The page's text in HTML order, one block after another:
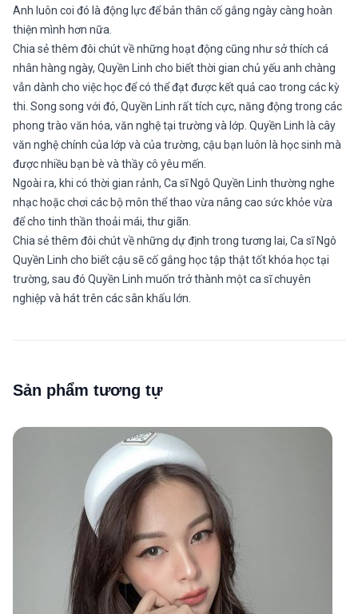
Anh luôn coi đó là động lực để bản thân cố gắng ngày càng hoàn
thiện mình hơn nữa.
Chia sẻ thêm đôi chút về những hoạt động cũng như sở thích cá
nhân hàng ngày, Quyền Linh cho biết thời gian chủ yếu anh chàng
vẫn dành cho việc học để có thể đạt được kết quả cao trong các kỳ
thi. Song song với đó, Quyền Linh rất tích cực, năng động trong các
phong trào văn hóa, văn nghệ tại trường và lớp. Quyền Linh là cây
văn nghệ chính của lớp và của trường, cậu bạn luôn là học sinh mà
được nhiều bạn bè và thầy cô yêu mến.
Ngoài ra, khi có thời gian rảnh, Ca sĩ Ngô Quyền Linh thường nghe
nhạc hoặc chơi các bộ môn thể thao vừa nâng cao sức khỏe vừa
để cho tinh thần thoải mái, thư giãn.
Chia sẻ thêm đôi chút về những dự định trong tương lai, Ca sĩ Ngô
Quyền Linh cho biết cậu sẽ cố gắng học tập thật tốt khóa học tại
trường, sau đó Quyền Linh muốn trở thành một ca sĩ chuyên
nghiệp và hát trên các sân khấu lớn.
Sản phẩm tương tự